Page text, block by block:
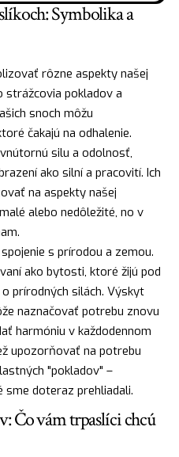
Symbolika a
rôzne aspekty našej
strážcovia pokladov a
snoch môžu
čakajú na odhalenie.
silu a odolnosť,
ako silní a pracovití. Ich
na aspekty našej
alebo nedôležité, no v
s prírodou a zemou.
ako bytosti, ktoré žijú pod
prírodných silách. Výskyt
naznačovať potrebu znovu
harmóniu v každodennom
upozorňovať na potrebu
"pokladov" –
doteraz prehliadali.
Čo vám trpaslíci chcú